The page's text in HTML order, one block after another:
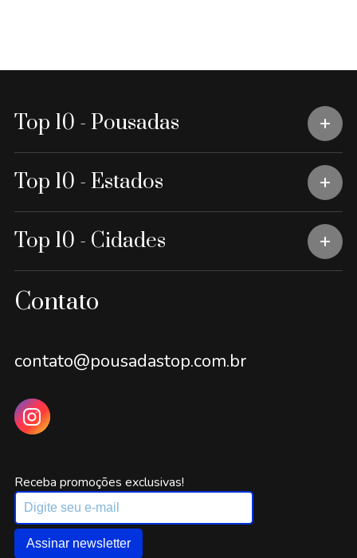
Top 10 - Pousadas
Top 10 - Estados
Top 10 - Cidades
Contato
contato@pousadastop.com.br
Receba promoções exclusivas!
Assinar newsletter